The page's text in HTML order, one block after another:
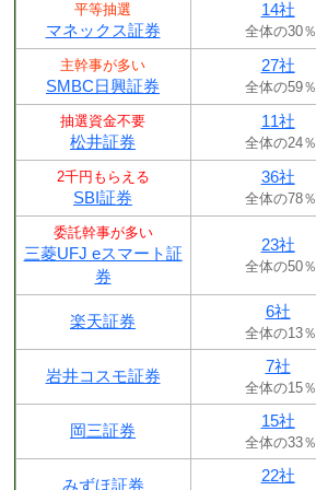
平等抽選
マネックス証券
14社
全体の30％
主幹事が多い
SMBC日興証券
27社
全体の59％
抽選資金不要
松井証券
11社
全体の24％
2千円もらえる
SBI証券
36社
全体の78％
委託幹事が多い
三菱UFJ eスマート証
券
23社
全体の50％
楽天証券
6社
全体の13％
岩井コスモ証券
7社
全体の15％
岡三証券
15社
全体の33％
みずほ証券
22社